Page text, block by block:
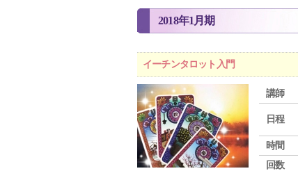
2018年1月期
イーチンタロット入門
講師
日程
時間
回数